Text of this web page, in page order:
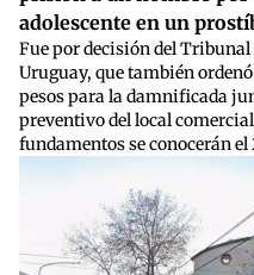
adolescente en un
Fue por decisión del Tribunal
Uruguay, que también
pesos para la damnificada
preventivo del local
fundamentos se conocerán el